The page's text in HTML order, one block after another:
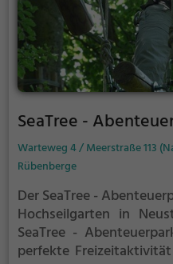
SeaTree -
Warteweg 4 / Meerstraße 113
Rübenberge
Der SeaTree -
Hochseilgarten in
SeaTree -
perfekte